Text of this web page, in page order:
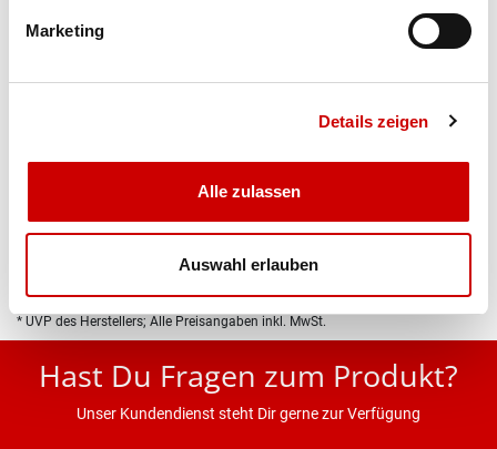
Marketing
Details zeigen
Alle zulassen
Auswahl erlauben
Bis 17:00 Uhr bestellen: morgen geliefert - ab CHF 50.00
Produktbeschreibung
Eigenschaften
* UVP des Herstellers; Alle Preisangaben inkl. MwSt.
Hast Du Fragen zum Produkt?
Unser Kundendienst steht Dir gerne zur Verfügung